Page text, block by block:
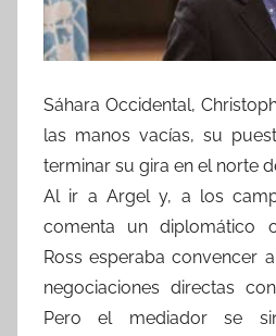
Sáhara Occidental,
las manos vacías, su
terminar su gira en el norte
Al ir a Argel y, a los
comenta un diplomático
Ross esperaba convencer
negociaciones directas
Pero el mediador se